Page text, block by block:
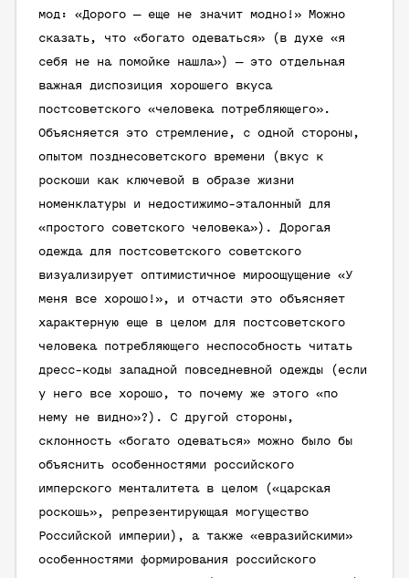
мод: «Дорого — еще не значит модно!» Можно
сказать, что «богато одеваться» (в духе «я
себя не на помойке нашла») — это отдельная
важная диспозиция хорошего вкуса
постсоветского «человека потребляющего».
Объясняется это стремление, с одной стороны,
опытом позднесоветского времени (вкус к
роскоши как ключевой в образе жизни
номенклатуры и недостижимо-эталонный для
«простого советского человека»). Дорогая
одежда для постсоветского советского
визуализирует оптимистичное мироощущение «У
меня все хорошо!», и отчасти это объясняет
характерную еще в целом для постсоветского
человека потребляющего неспособность читать
дресс-коды западной повседневной одежды (если
у него все хорошо, то почему же этого «по
нему не видно»?). С другой стороны,
склонность «богато одеваться» можно было бы
объяснить особенностями российского
имперского менталитета в целом («царская
роскошь», репрезентирующая могущество
Российской империи), а также «евразийскими»
особенностями формирования российского